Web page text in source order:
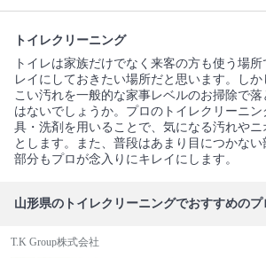
トイレクリーニング
トイレは家族だけでなく来客の方も使う場
レイにしておきたい場所だと思います。し
こい汚れを一般的な家事レベルのお掃除で
はないでしょうか。プロのトイレクリーニ
具・洗剤を用いることで、気になる汚れや
とします。また、普段はあまり目につかな
部分もプロが念入りにキレイにします。
山形県のトイレクリーニングでおすすめのプ
T.K Group株式会社